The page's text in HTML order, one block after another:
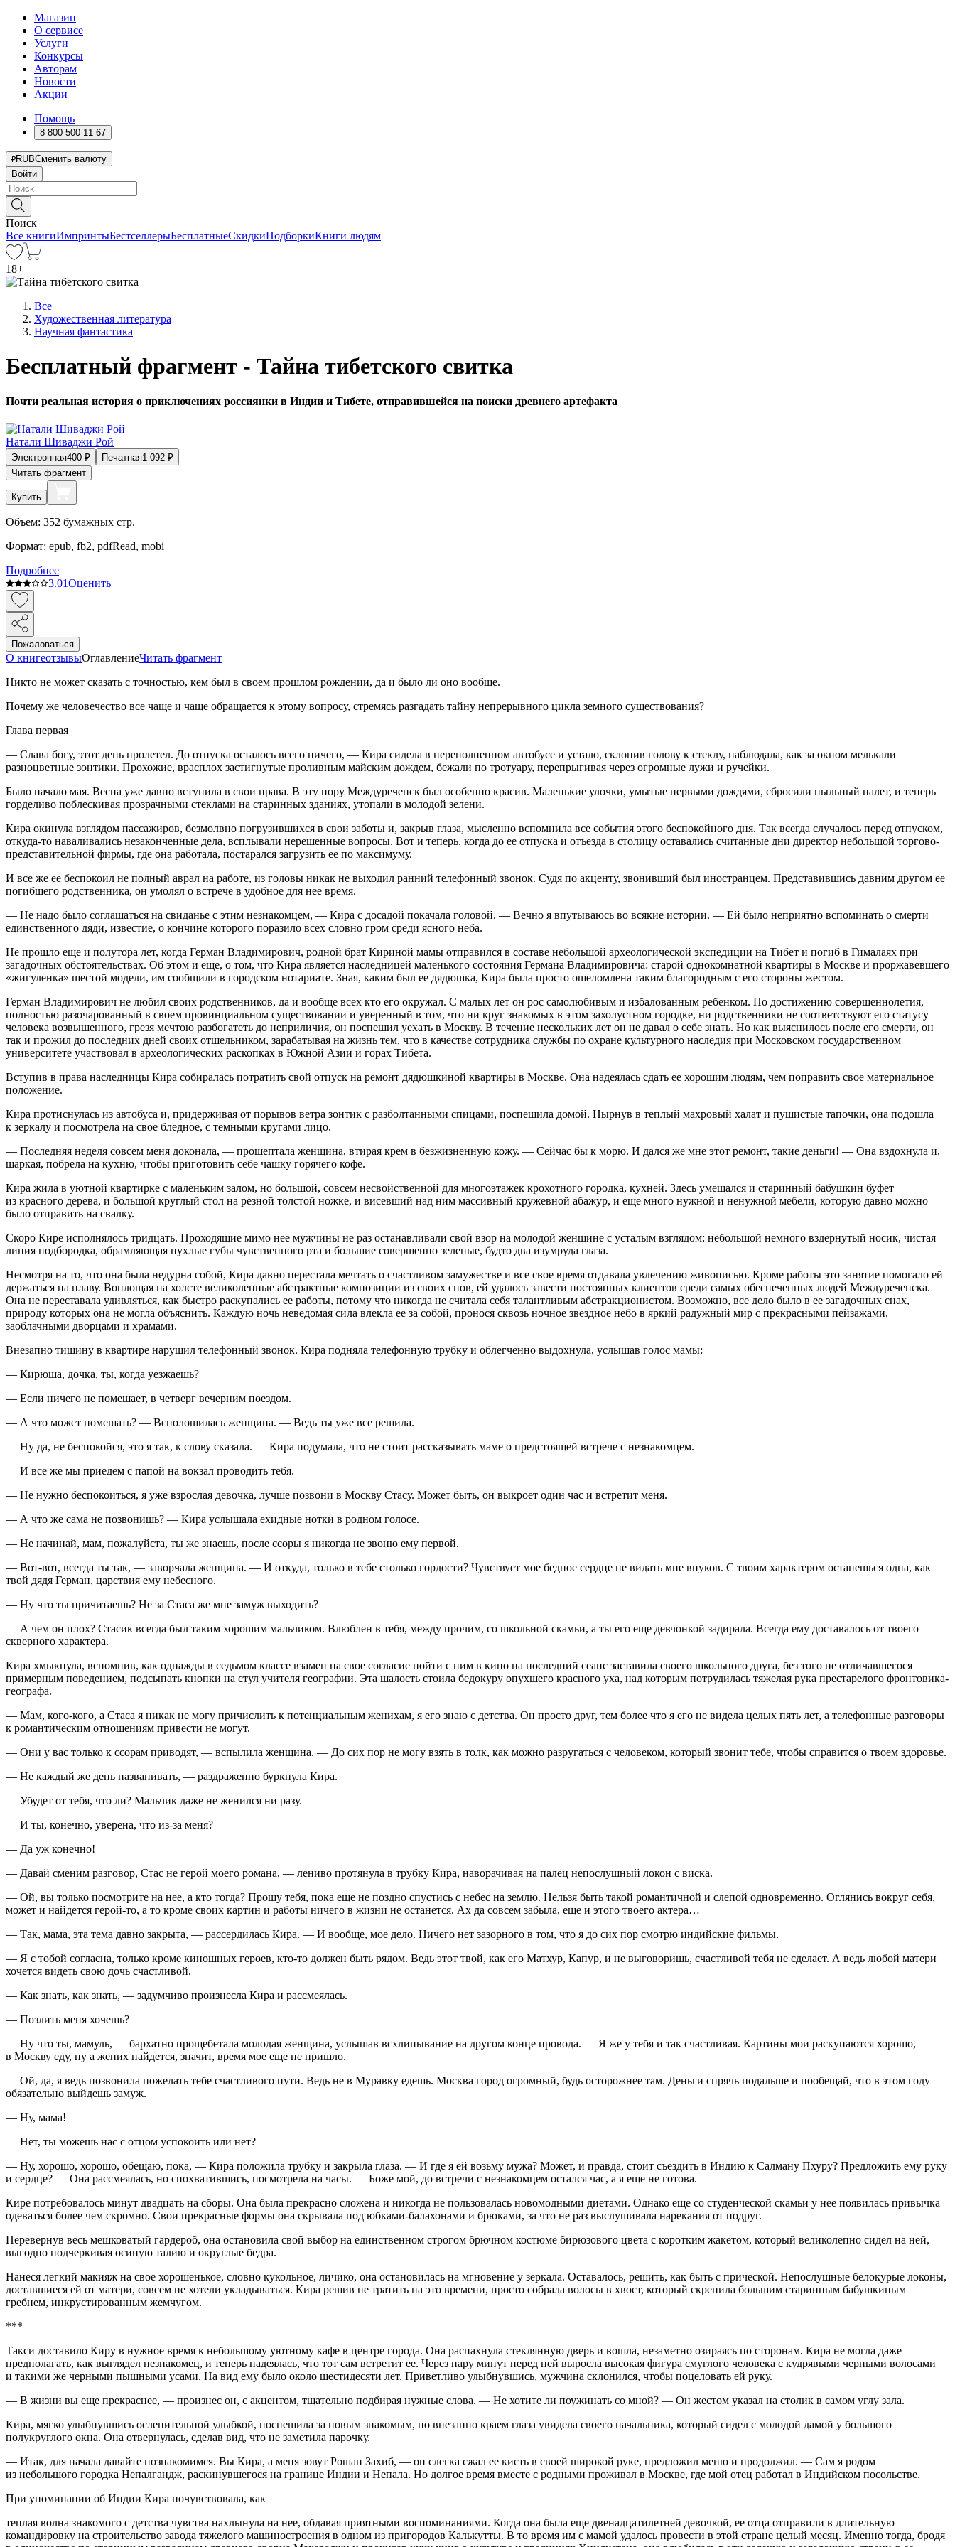
Магазин
О сервисе
Услуги
Конкурсы
Авторам
Новости
Акции
Помощь
8 800 500 11 67
RUBСменить валюту
Войти
Поиск
Все книгиИмпринтыБестселлерыБесплатныеСкидкиПодборкиКниги людям
18+
Все
Художественная литература
Научная фантастика
Бесплатный фрагмент - Тайна тибетского свитка
Почти реальная история о приключениях россиянки в Индии и Тибете, отправившейся на поиски древнего артефакта
Натали Шиваджи Рой
Электронная400 ₽ Печатная1 092 ₽
Читать фрагмент
Купить
Объем: 352 бумажных стр.
Формат: epub, fb2, pdfRead, mobi
Подробнее
3.01Оценить
Пожаловаться
О книгеотзывыОглавлениеЧитать фрагмент
Никто не может сказать с точностью, кем был в своем прошлом рождении, да и было ли оно вообще.
Почему же человечество все чаще и чаще обращается к этому вопросу, стремясь разгадать тайну непрерывного цикла земного существования?
Глава первая
— Слава богу, этот день пролетел. До отпуска осталось всего ничего, — Кира сидела в переполненном автобусе и устало, склонив голову к стеклу, наблюдала, как за окном мелькали
разноцветные зонтики. Прохожие, врасплох застигнутые проливным майским дождем, бежали по тротуару, перепрыгивая через огромные лужи и ручейки.
Было начало мая. Весна уже давно вступила в свои права. В эту пору Междуреченск был особенно красив. Маленькие улочки, умытые первыми дождями, сбросили пыльный налет, и теперь
горделиво поблескивая прозрачными стеклами на старинных зданиях, утопали в молодой зелени.
Кира окинула взглядом пассажиров, безмолвно погрузившихся в свои заботы и, закрыв глаза, мысленно вспомнила все события этого беспокойного дня. Так всегда случалось перед отпуском,
откуда-то наваливались незаконченные дела, всплывали нерешенные вопросы. Вот и теперь, когда до ее отпуска и отъезда в столицу оставались считанные дни директор небольшой торгово-
представительной фирмы, где она работала, постарался загрузить ее по максимуму.
И все же ее беспокоил не полный аврал на работе, из головы никак не выходил ранний телефонный звонок. Судя по акценту, звонивший был иностранцем. Представившись давним другом ее
погибшего родственника, он умолял о встрече в удобное для нее время.
— Не надо было соглашаться на свиданье с этим незнакомцем, — Кира с досадой покачала головой. — Вечно я впутываюсь во всякие истории. — Ей было неприятно вспоминать о смерти
единственного дяди, известие, о кончине которого поразило всех словно гром среди ясного неба.
Не прошло еще и полутора лет, когда Герман Владимирович, родной брат Кириной мамы отправился в составе небольшой археологической экспедиции на Тибет и погиб в Гималаях при
загадочных обстоятельствах. Об этом и еще, о том, что Кира является наследницей маленького состояния Германа Владимировича: старой однокомнатной квартиры в Москве и проржавевшего
«жигуленка» шестой модели, им сообщили в городском нотариате. Зная, каким был ее дядюшка, Кира была просто ошеломлена таким благородным с его стороны жестом.
Герман Владимирович не любил своих родственников, да и вообще всех кто его окружал. С малых лет он рос самолюбивым и избалованным ребенком. По достижению совершеннолетия,
полностью разочарованный в своем провинциальном существовании и уверенный в том, что ни круг знакомых в этом захолустном городке, ни родственники не соответствуют его статусу
человека возвышенного, грезя мечтою разбогатеть до неприличия, он поспешил уехать в Москву. В течение нескольких лет он не давал о себе знать. Но как выяснилось после его смерти, он
так и прожил до последних дней своих отшельником, зарабатывая на жизнь тем, что в качестве сотрудника службы по охране культурного наследия при Московском государственном
университете участвовал в археологических раскопках в Южной Азии и горах Тибета.
Вступив в права наследницы Кира собиралась потратить свой отпуск на ремонт дядюшкиной квартиры в Москве. Она надеялась сдать ее хорошим людям, чем поправить свое материальное
положение.
Кира протиснулась из автобуса и, придерживая от порывов ветра зонтик с разболтанными спицами, поспешила домой. Нырнув в теплый махровый халат и пушистые тапочки, она подошла
к зеркалу и посмотрела на свое бледное, с темными кругами лицо.
— Последняя неделя совсем меня доконала, — прошептала женщина, втирая крем в безжизненную кожу. — Сейчас бы к морю. И дался же мне этот ремонт, такие деньги! — Она вздохнула и,
шаркая, побрела на кухню, чтобы приготовить себе чашку горячего кофе.
Кира жила в уютной квартирке с маленьким залом, но большой, совсем несвойственной для многоэтажек крохотного городка, кухней. Здесь умещался и старинный бабушкин буфет
из красного дерева, и большой круглый стол на резной толстой ножке, и висевший над ним массивный кружевной абажур, и еще много нужной и ненужной мебели, которую давно можно
было отправить на свалку.
Скоро Кире исполнялось тридцать. Проходящие мимо нее мужчины не раз останавливали свой взор на молодой женщине с усталым взглядом: небольшой немного вздернутый носик, чистая
линия подбородка, обрамляющая пухлые губы чувственного рта и большие совершенно зеленые, будто два изумруда глаза.
Несмотря на то, что она была недурна собой, Кира давно перестала мечтать о счастливом замужестве и все свое время отдавала увлечению живописью. Кроме работы это занятие помогало ей
держаться на плаву. Воплощая на холсте великолепные абстрактные композиции из своих снов, ей удалось завести постоянных клиентов среди самых обеспеченных людей Междуреченска.
Она не переставала удивляться, как быстро раскупались ее работы, потому что никогда не считала себя талантливым абстракционистом. Возможно, все дело было в ее загадочных снах,
природу которых она не могла объяснить. Каждую ночь неведомая сила влекла ее за собой, пронося сквозь ночное звездное небо в яркий радужный мир с прекрасными пейзажами,
заоблачными дворцами и храмами.
Внезапно тишину в квартире нарушил телефонный звонок. Кира подняла телефонную трубку и облегченно выдохнула, услышав голос мамы:
— Кирюша, дочка, ты, когда уезжаешь?
— Если ничего не помешает, в четверг вечерним поездом.
— А что может помешать? — Всполошилась женщина. — Ведь ты уже все решила.
— Ну да, не беспокойся, это я так, к слову сказала. — Кира подумала, что не стоит рассказывать маме о предстоящей встрече с незнакомцем.
— И все же мы приедем с папой на вокзал проводить тебя.
— Не нужно беспокоиться, я уже взрослая девочка, лучше позвони в Москву Стасу. Может быть, он выкроет один час и встретит меня.
— А что же сама не позвонишь? — Кира услышала ехидные нотки в родном голосе.
— Не начинай, мам, пожалуйста, ты же знаешь, после ссоры я никогда не звоню ему первой.
— Вот-вот, всегда ты так, — заворчала женщина. — И откуда, только в тебе столько гордости? Чувствует мое бедное сердце не видать мне внуков. С твоим характером останешься одна, как
твой дядя Герман, царствия ему небесного.
— Ну что ты причитаешь? Не за Стаса же мне замуж выходить?
— А чем он плох? Стасик всегда был таким хорошим мальчиком. Влюблен в тебя, между прочим, со школьной скамьи, а ты его еще девчонкой задирала. Всегда ему доставалось от твоего
скверного характера.
Кира хмыкнула, вспомнив, как однажды в седьмом классе взамен на свое согласие пойти с ним в кино на последний сеанс заставила своего школьного друга, без того не отличавшегося
примерным поведением, подсыпать кнопки на стул учителя географии. Эта шалость стоила бедокуру опухшего красного уха, над которым потрудилась тяжелая рука престарелого фронтовика-
географа.
— Мам, кого-кого, а Стаса я никак не могу причислить к потенциальным женихам, я его знаю с детства. Он просто друг, тем более что я его не видела целых пять лет, а телефонные разговоры
к романтическим отношениям привести не могут.
— Они у вас только к ссорам приводят, — вспылила женщина. — До сих пор не могу взять в толк, как можно разругаться с человеком, который звонит тебе, чтобы справится о твоем здоровье.
— Не каждый же день названивать, — раздраженно буркнула Кира.
— Убудет от тебя, что ли? Мальчик даже не женился ни разу.
— И ты, конечно, уверена, что из-за меня?
— Да уж конечно!
— Давай сменим разговор, Стас не герой моего романа, — лениво протянула в трубку Кира, наворачивая на палец непослушный локон с виска.
— Ой, вы только посмотрите на нее, а кто тогда? Прошу тебя, пока еще не поздно спустись с небес на землю. Нельзя быть такой романтичной и слепой одновременно. Оглянись вокруг себя,
может и найдется герой-то, а то кроме своих картин и работы ничего в жизни не останется. Ах да совсем забыла, еще и этого твоего актера…
— Так, мама, эта тема давно закрыта, — рассердилась Кира. — И вообще, мое дело. Ничего нет зазорного в том, что я до сих пор смотрю индийские фильмы.
— Я с тобой согласна, только кроме киношных героев, кто-то должен быть рядом. Ведь этот твой, как его Матхур, Капур, и не выговоришь, счастливой тебя не сделает. А ведь любой матери
хочется видеть свою дочь счастливой.
— Как знать, как знать, — задумчиво произнесла Кира и рассмеялась.
— Позлить меня хочешь?
— Ну что ты, мамуль, — бархатно прощебетала молодая женщина, услышав всхлипывание на другом конце провода. — Я же у тебя и так счастливая. Картины мои раскупаются хорошо,
в Москву еду, ну а жених найдется, значит, время мое еще не пришло.
— Ой, да, я ведь позвонила пожелать тебе счастливого пути. Ведь не в Муравку едешь. Москва город огромный, будь осторожнее там. Деньги спрячь подальше и пообещай, что в этом году
обязательно выйдешь замуж.
— Ну, мама!
— Нет, ты можешь нас с отцом успокоить или нет?
— Ну, хорошо, хорошо, обещаю, пока, — Кира положила трубку и закрыла глаза. — И где я ей возьму мужа? Может, и правда, стоит съездить в Индию к Салману Пхуру? Предложить ему руку
и сердце? — Она рассмеялась, но спохватившись, посмотрела на часы. — Боже мой, до встречи с незнакомцем остался час, а я еще не готова.
Кире потребовалось минут двадцать на сборы. Она была прекрасно сложена и никогда не пользовалась новомодными диетами. Однако еще со студенческой скамьи у нее появилась привычка
одеваться более чем скромно. Свои прекрасные формы она скрывала под юбками-балахонами и брюками, за что не раз выслушивала нарекания от подруг.
Перевернув весь мешковатый гардероб, она остановила свой выбор на единственном строгом брючном костюме бирюзового цвета с коротким жакетом, который великолепно сидел на ней,
выгодно подчеркивая осиную талию и округлые бедра.
Нанеся легкий макияж на свое хорошенькое, словно кукольное, личико, она остановилась на мгновение у зеркала. Оставалось, решить, как быть с прической. Непослушные белокурые локоны,
доставшиеся ей от матери, совсем не хотели укладываться. Кира решив не тратить на это времени, просто собрала волосы в хвост, который скрепила большим старинным бабушкиным
гребнем, инкрустированным жемчугом.
***
Такси доставило Киру в нужное время к небольшому уютному кафе в центре города. Она распахнула стеклянную дверь и вошла, незаметно озираясь по сторонам. Кира не могла даже
предполагать, как выглядел незнакомец, и теперь надеялась, что тот сам встретит ее. Через пару минут перед ней выросла высокая фигура смуглого человека с кудрявыми черными волосами
и такими же черными пышными усами. На вид ему было около шестидесяти лет. Приветливо улыбнувшись, мужчина склонился, чтобы поцеловать ей руку.
— В жизни вы еще прекраснее, — произнес он, с акцентом, тщательно подбирая нужные слова. — Не хотите ли поужинать со мной? — Он жестом указал на столик в самом углу зала.
Кира, мягко улыбнувшись ослепительной улыбкой, поспешила за новым знакомым, но внезапно краем глаза увидела своего начальника, который сидел с молодой дамой у большого
полукруглого окна. Она отвернулась, сделав вид, что не заметила парочку.
— Итак, для начала давайте познакомимся. Вы Кира, а меня зовут Рошан Захиб, — он слегка сжал ее кисть в своей широкой руке, предложил меню и продолжил. — Сам я родом
из небольшого городка Непалгандж, раскинувшегося на границе Индии и Непала. Но долгое время вместе с родными проживал в Москве, где мой отец работал в Индийском посольстве.
При упоминании об Индии Кира почувствовала, как
теплая волна знакомого с детства чувства нахлынула на нее, обдавая приятными воспоминаниями. Когда она была еще двенадцатилетней девочкой, ее отца отправили в длительную
командировку на строительство завода тяжелого машиностроения в одном из пригородов Калькутты. В то время им с мамой удалось провести в этой стране целый месяц. Именно тогда, бродя